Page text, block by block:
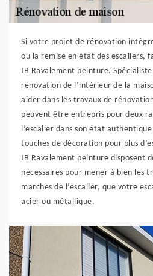
Si votre projet de rénovation
ou la remise en état des escaliers,
JB Ravalement peinture.
rénovation de l’intérieur de la
aider dans les travaux de
peuvent être entrepris pour deux
l’escalier dans son état
touches de décoration pour plus
JB Ravalement peinture disposent
nécessaires pour mener à bien les
marches de l’escalier, que votre
acier ou métallique.